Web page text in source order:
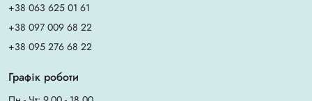
+38 063 625 01 61
+38 097 009 68 22
+38 095 276 68 22
Графік роботи